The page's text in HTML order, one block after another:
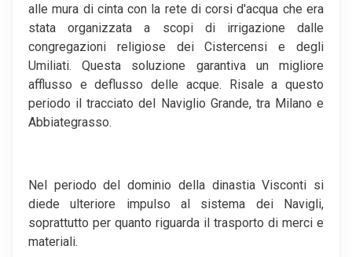
alle mura di cinta con la rete di corsi d'acqua che era
stata organizzata a scopi di irrigazione dalle
congregazioni religiose dei Cistercensi e degli
Umiliati. Questa soluzione garantiva un migliore
afflusso e deflusso delle acque. Risale a questo
periodo il tracciato del Naviglio Grande, tra Milano e
Abbiategrasso.
Nel periodo del dominio della dinastia Visconti si
diede ulteriore impulso al sistema dei Navigli,
soprattutto per quanto riguarda il trasporto di merci e
materiali.